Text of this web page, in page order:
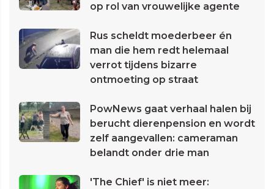
op rol van vrouwelijke agente
Rus scheldt moederbeer én
man die hem redt helemaal
verrot tijdens bizarre
ontmoeting op straat
PowNews gaat verhaal halen bij
berucht dierenpension en wordt
zelf aangevallen: cameraman
belandt onder drie man
'The Chief' is niet meer: